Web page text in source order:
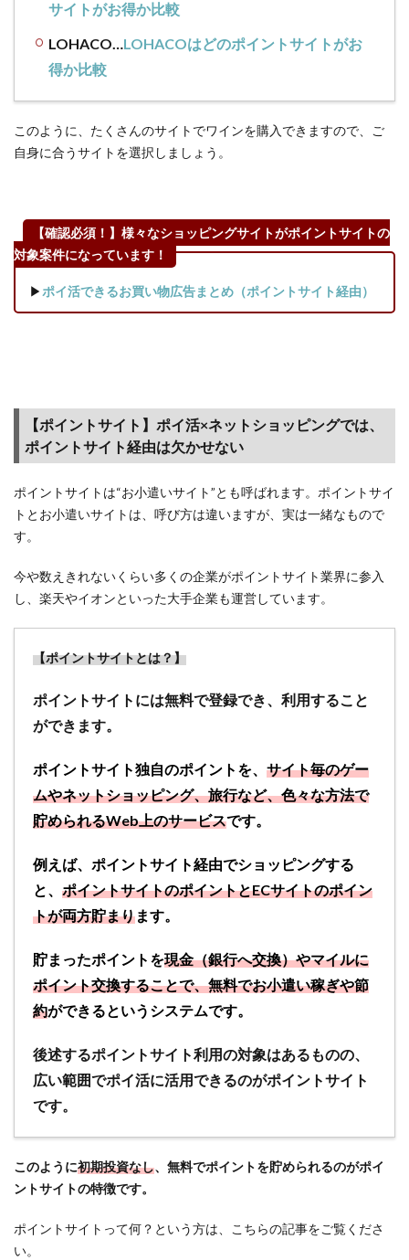
サイトがお得か比較
LOHACO…LOHACOはどのポイントサイトがお
得か比較
このように、たくさんのサイトでワインを購入できますので、ご
自身に合うサイトを選択しましょう。
【確認必須！】様々なショッピングサイトがポイントサイトの
対象案件になっています！
▶ ポイ活できるお買い物広告まとめ（ポイントサイト経由）
【ポイントサイト】ポイ活×ネットショッピングでは、
ポイントサイト経由は欠かせない
ポイントサイトは“お小遣いサイト”とも呼ばれます。ポイントサイ
トとお小遣いサイトは、呼び方は違いますが、実は一緒なもので
す。
今や数えきれないくらい多くの企業がポイントサイト業界に参入
し、楽天やイオンといった大手企業も運営しています。
【ポイントサイトとは？】
ポイントサイトには無料で登録でき、利用すること
ができます。
ポイントサイト独自のポイントを、 サイト毎のゲー
ムやネットショッピング、旅行など、色々な方法で
貯められるWeb上のサービスです。
例えば、ポイントサイト経由でショッピングする
と、 ポイントサイトのポイントとECサイトのポイン
トが両方貯まります。
貯まったポイントを現金（銀行へ交換）やマイルに
ポイント交換することで、無料でお小遣い稼ぎや節
約ができるというシステムです。
後述するポイントサイト利用の対象はあるものの、
広い範囲でポイ活に活用できるのがポイントサイト
です。
このように初期投資なし、無料でポイントを貯められるのがポイ
ントサイトの特徴です。
ポイントサイトって何？という方は、こちらの記事をご覧くださ
い。